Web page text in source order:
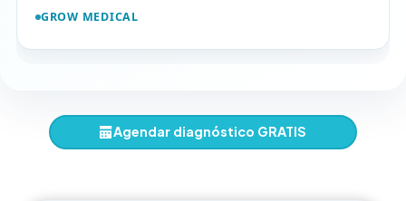
GROW MEDICAL
Agendar diagnóstico GRATIS